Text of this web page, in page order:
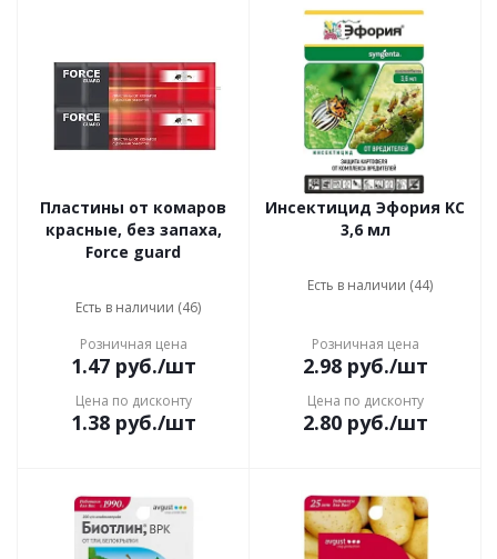
Пластины от комаров
красные, без запаха,
Force guard
Есть в наличии (46)
Розничная цена
1.47руб./шт
Цена по дисконту
1.38руб./шт
Инсектицид Эфopия KС
3,6 мл
Есть в наличии (44)
Розничная цена
2.98руб./шт
Цена по дисконту
2.80руб./шт